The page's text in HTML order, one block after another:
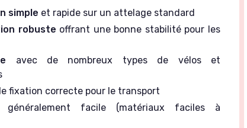
simple et rapide sur un attelage standard
robuste offrant une bonne stabilité pour les
avec de nombreux types de vélos et
fixation correcte pour le transport
généralement facile (matériaux faciles à